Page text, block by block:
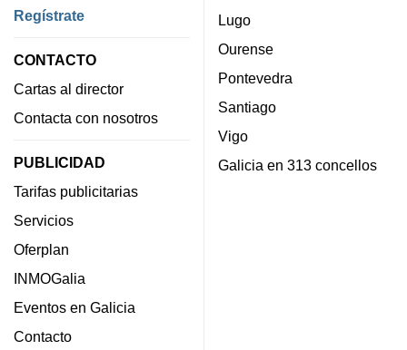
Regístrate
CONTACTO
Cartas al director
Contacta con nosotros
PUBLICIDAD
Tarifas publicitarias
Servicios
Oferplan
INMOGalia
Eventos en Galicia
Contacto
Lugo
Ourense
Pontevedra
Santiago
Vigo
Galicia en 313 concellos